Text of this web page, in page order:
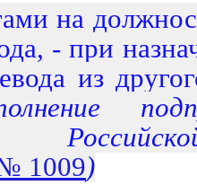
на
- при
из
1009)